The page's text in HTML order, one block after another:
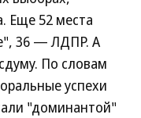
Еще 52 места
36 — ЛДПР. А
По словам
успехи
"доминантой"